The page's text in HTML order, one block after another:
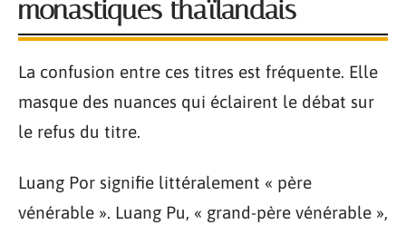
monastiques thaïlandais
La confusion entre ces titres est fréquente. Elle
masque des nuances qui éclairent le débat sur
le refus du titre.
Luang Por signifie littéralement « père
vénérable ». Luang Pu, « grand-père vénérable »,